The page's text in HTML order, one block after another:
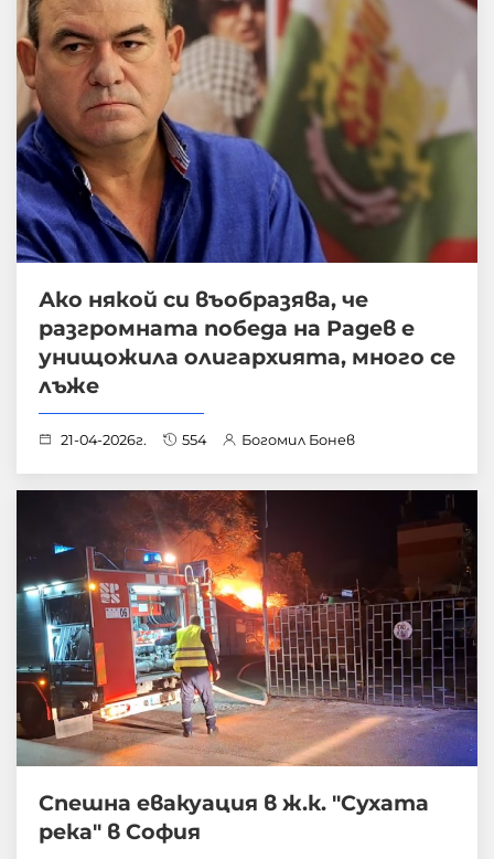
Ако някой си въобразява, че
разгромната победа на Радев е
унищожила олигархията, много се
лъже
21-04-2026г. 554 Богомил Бонев
Спешна евакуация в ж.к. "Сухата
река" в София